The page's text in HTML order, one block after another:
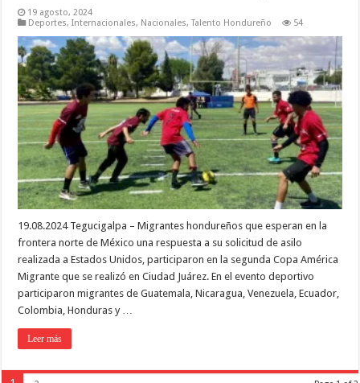
19 agosto, 2024
Deportes,Internacionales, Nacionales,Talento Hondureño 54
19.08.2024 Tegucigalpa – Migrantes hondureños que esperan en la
frontera norte de México una respuesta a su solicitud de asilo
realizada a Estados Unidos, participaron en la segunda Copa América
Migrante que se realizó en Ciudad Juárez. En el evento deportivo
participaron migrantes de Guatemala, Nicaragua, Venezuela, Ecuador,
Colombia, Honduras y …
Leer más